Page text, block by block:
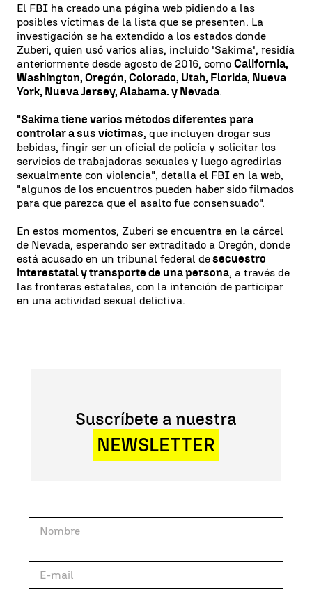
El FBI ha creado una página web pidiendo a las
posibles víctimas de la lista que se presenten. La
investigación se ha extendido a los estados donde
Zuberi, quien usó varios alias, incluido 'Sakima', residía
anteriormente desde agosto de 2016, como California,
Washington, Oregón, Colorado, Utah, Florida, Nueva
York, Nueva Jersey, Alabama. y Nevada.
"Sakima tiene varios métodos diferentes para
controlar a sus víctimas, que incluyen drogar sus
bebidas, fingir ser un oficial de policía y solicitar los
servicios de trabajadoras sexuales y luego agredirlas
sexualmente con violencia", detalla el FBI en la web,
"algunos de los encuentros pueden haber sido filmados
para que parezca que el asalto fue consensuado".
En estos momentos, Zuberi se encuentra en la cárcel
de Nevada, esperando ser extraditado a Oregón, donde
está acusado en un tribunal federal desecuestro
interestatal y transporte de una persona, a través de
las fronteras estatales, con la intención de participar
en una actividad sexual delictiva.
Suscríbete a nuestra
NEWSLETTER